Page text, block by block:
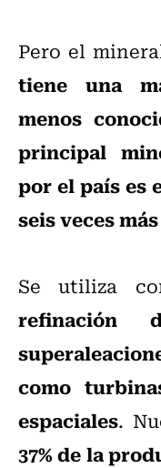
Pero el
tiene una
menos
principal
por el país es
seis veces
Se utiliza
como
espaciales.
37% de la